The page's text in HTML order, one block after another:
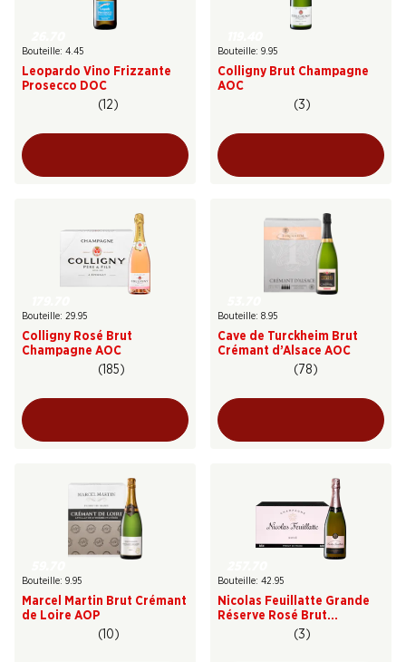
Bouteille: 4.45
Leopardo Vino Frizzante
Prosecco DOC
(12)
Bouteille: 9.95
Colligny Brut Champagne
AOC
(3)
Bouteille: 29.95
Colligny Rosé Brut
Champagne AOC
(185)
Bouteille: 8.95
Cave de Turckheim Brut
Crémant d’Alsace AOC
(78)
Bouteille: 9.95
Marcel Martin Brut Crémant
de Loire AOP
(10)
Bouteille: 42.95
Nicolas Feuillatte Grande
Réserve Rosé Brut
Champagne AOC
(3)